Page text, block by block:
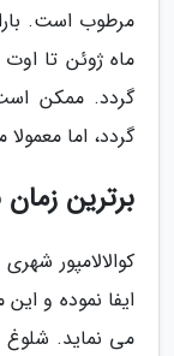
مرطوب است.
ماه ژوئن تا
گردد. ممکن
گردد، اما
برترین
کوالالامپور
ایفا نموده و
می نماید.